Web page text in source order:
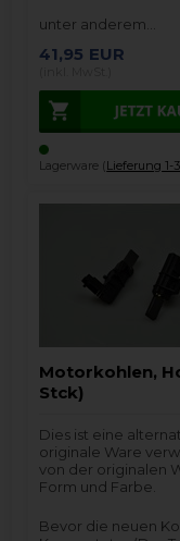
unter anderem…
41,95 EUR
Lagerware (Lieferung 1-
Motorkohlen,
Stck)
Dies ist eine
originale Ware
von der originalen
Form und Farbe.
Bevor die neuen